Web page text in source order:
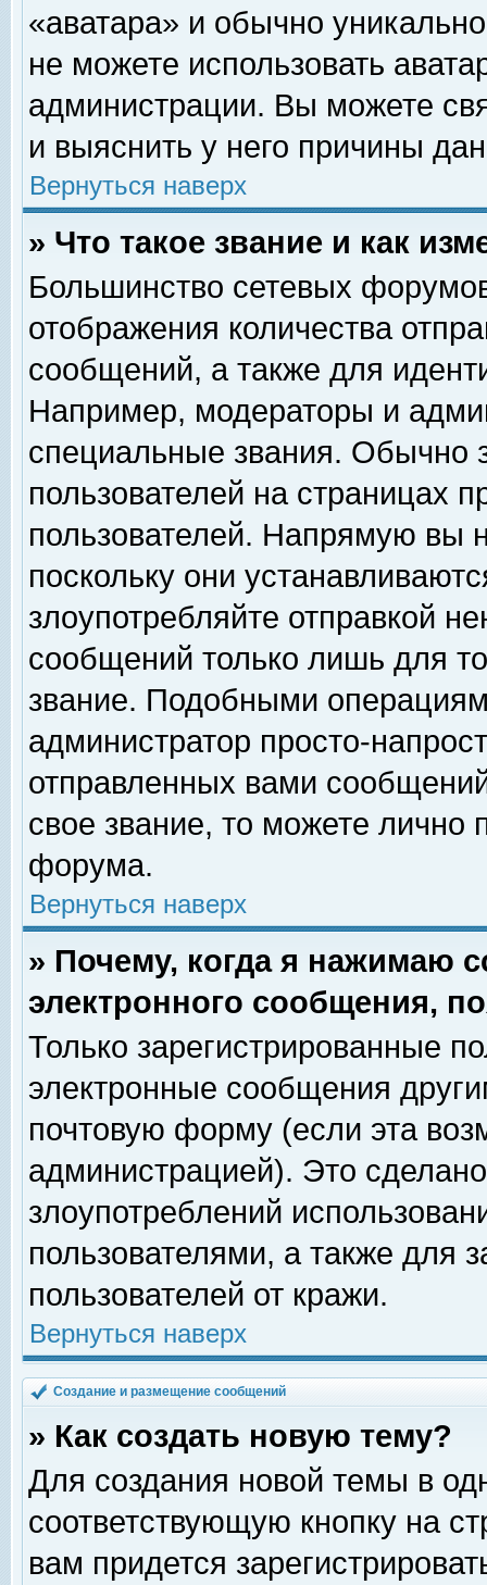
«аватара» и обычно
не можете использовать
администрации. Вы можете
и выяснить у него причины
Вернуться наверх
» Что такое звание и как
Большинство сетевых
отображения количества
сообщений, а также для
Например, модераторы и
специальные звания. Обычно
пользователей на страницах
пользователей. Напрямую вы
поскольку они
злоупотребляйте отправкой
сообщений только лишь для
звание. Подобными
администратор просто-
отправленных вами
свое звание, то можете лично
форума.
Вернуться наверх
» Почему, когда я нажимаю
электронного сообщения,
Только зарегистрированные
электронные сообщения
почтовую форму (если эта
администрацией). Это
злоупотреблений
пользователями, а также для
пользователей от кражи.
Вернуться наверх
Создание и размещение сообщений
» Как создать новую тему?
Для создания новой темы в
соответствующую кнопку на
вам придется